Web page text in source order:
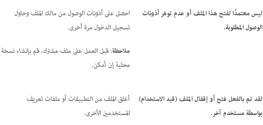
ليس معتمدًا لفتح هذا الملف أو عدم توفر أذونات
الوصول المطلوبة.
احصل على أذونات الوصول من مالك الملف وحاول
تسجيل الدخول مرة أخرى.
ملاحظة: قبل العمل على ملف مشترك، قم بإنشاء نسخة
محلية إن أمكن.
لقد تم بالفعل فتح أو إقفال الملف (قيد الاستخدام)
بواسطة مستخدم آخر.
أغلق الملف من التطبيقات أو ملفات تعريف
المستخدمين الأخرى.